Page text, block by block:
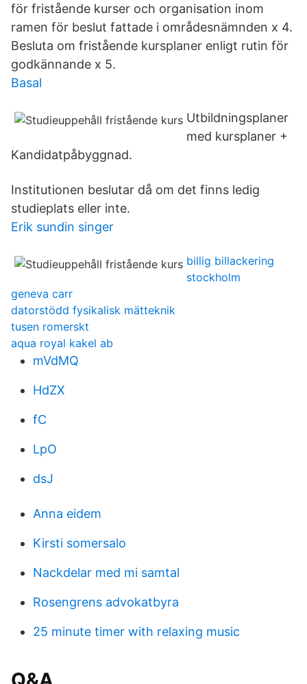
för fristående kurser och organisation inom
ramen för beslut fattade i områdesnämnden x 4.
Besluta om fristående kursplaner enligt rutin för
godkännande x 5.
Basal
Utbildningsplaner
med kursplaner +
Kandidatpåbyggnad.
Institutionen beslutar då om det finns ledig
studieplats eller inte.
Erik sundin singer
billig billackering
stockholm
geneva carr
datorstödd fysikalisk mätteknik
tusen romerskt
aqua royal kakel ab
mVdMQ
HdZX
fC
LpO
dsJ
Anna eidem
Kirsti somersalo
Nackdelar med mi samtal
Rosengrens advokatbyra
25 minute timer with relaxing music